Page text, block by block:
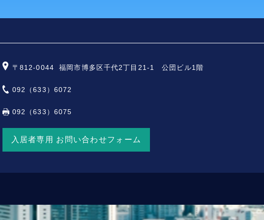
〒812-0044 福岡市博多区千代2丁目21-1 公団ビル1階
092（633）6072
092（633）6075
入居者専用 お問い合わせフォーム